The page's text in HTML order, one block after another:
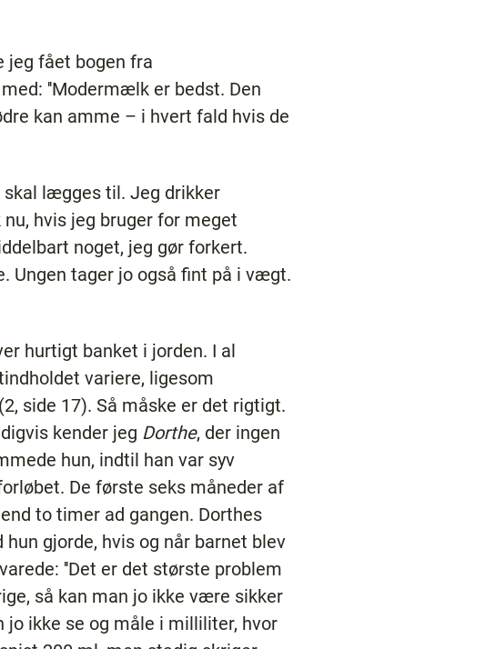
jeg fået bogen fra
''Modermælk er bedst. Den
kan amme – i hvert fald hvis de
skal lægges til. Jeg drikker
hvis jeg bruger for meget
noget, jeg gør forkert.
Ungen tager jo også fint på i vægt.
hurtigt banket i jorden. I al
variere, ligesom
side 17). Så måske er det rigtigt.
kender jeg Dorthe, der ingen
hun, indtil han var syv
De første seks måneder af
to timer ad gangen. Dorthes
gjorde, hvis og når barnet blev
''Det er det største problem
så kan man jo ikke være sikker
jo ikke se og måle i milliliter, hvor